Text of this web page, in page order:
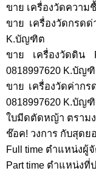
ขาย เครื่องวัดความ
ขาย เครื่องวัดกรดด่
K.บัญฑิต
ขาย เครื่องวัดดิน
0818997620 K.บัญ
ขาย เครื่องวัดค่ากร
0818997620 K.บัญ
ใบมีดตัดหญ้า ตรามง
ช๊อค! วงการ กับสุด
Full time ตำแหน่งผู้
Part time ตำแหน่ง